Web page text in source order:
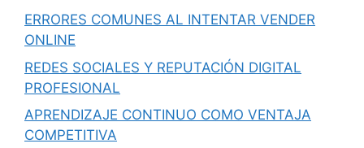
ERRORES COMUNES AL INTENTAR VENDER
ONLINE
REDES SOCIALES Y REPUTACIÓN DIGITAL
PROFESIONAL
APRENDIZAJE CONTINUO COMO VENTAJA
COMPETITIVA